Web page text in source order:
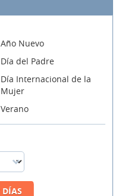
Año Nuevo
Día del Padre
Día Internacional de la
Mujer
Verano